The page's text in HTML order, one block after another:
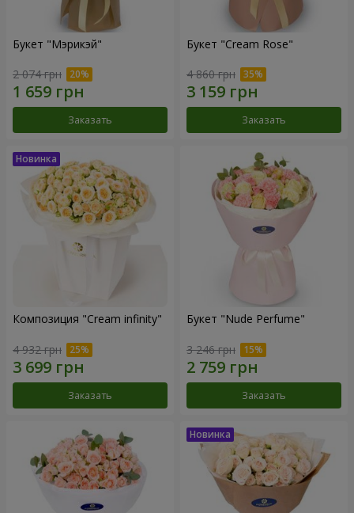
Букет "Мэрикэй"
2 074 грн
Заказать
Букет "Cream Rose"
4 860 грн
Заказать
Композиция "Cream infinity"
4 932 грн
Заказать
Букет "Nude Perfume"
3 246 грн
Заказать